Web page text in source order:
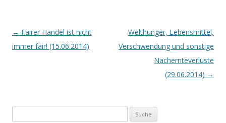
Beitrags-
Navigation
← Fairer Handel ist nicht
immer fair! (15.06.2014)
Welthunger, Lebensmittel,
Verschwendung und sonstige
Nachernteverluste
(29.06.2014) →